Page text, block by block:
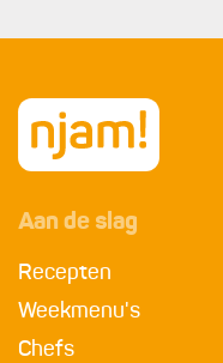
Aan de slag
Recepten
Weekmenu's
Chefs